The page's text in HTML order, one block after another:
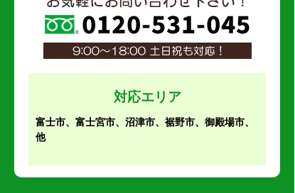
対応エリア
富士市、富士宮市、沼津市、裾野市、御殿場市、
他